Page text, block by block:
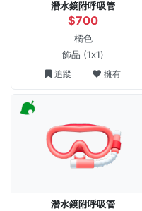
潛水鏡附呼吸管
$700
橘色
飾品 (1x1)
追蹤 擁有
潛水鏡附呼吸管